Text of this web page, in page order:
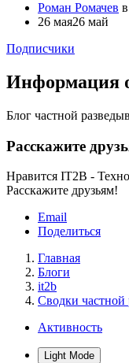
Роман Ромачев в
26 мая26 май
Подписчики
Информация
Блог частной
Расскажите
Нравится IT2B -
Расскажите друзьям!
Email
Поделиться
Главная
Блоги
it2b
Сводки частной
Активность
Light Mode